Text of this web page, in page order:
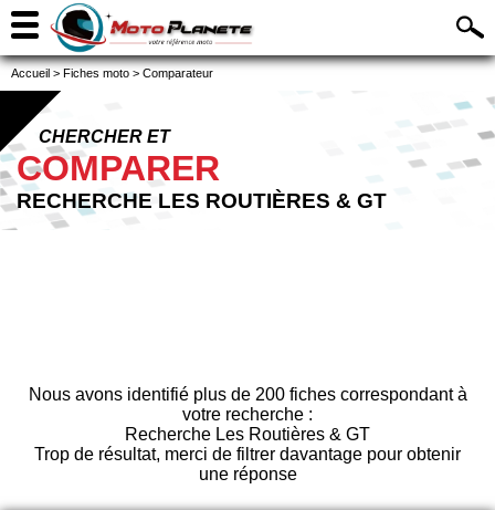
Accueil > Fiches moto > Comparateur
CHERCHER ET
COMPARER
RECHERCHE LES ROUTIÈRES & GT
Nous avons identifié plus de 200 fiches correspondant à
votre recherche :
Recherche Les Routières & GT
Trop de résultat, merci de filtrer davantage pour obtenir
une réponse